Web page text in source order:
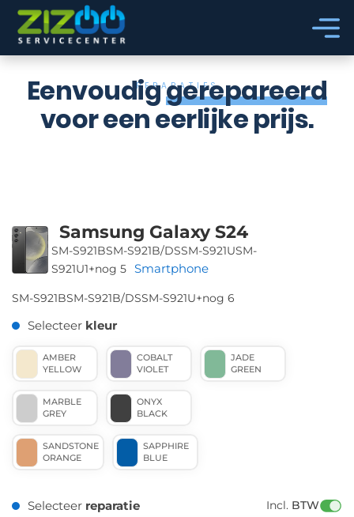
Ga naar hoofdinhoud
Ga naar voettekst
REPARATIES
Eenvoudiggerepareerd
voor een eerlijke prijs.
Samsung Galaxy S24
SM-S921BSM-S921B/DSSM-S921USM-
S921U1+nog 5 Smartphone
SM-S921BSM-S921B/DSSM-S921U+nog 6
Selecteer kleur
AMBER
YELLOW
COBALT
VIOLET
JADE
GREEN
MARBLE
GREY
ONYX
BLACK
SANDSTONE
ORANGE
SAPPHIRE
BLUE
Selecteer reparatie Incl. BTW